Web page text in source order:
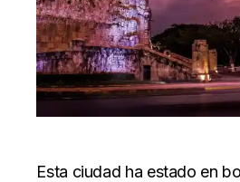
Esta ciudad ha estado en